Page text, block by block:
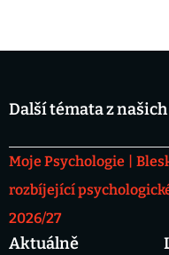
Další témata z
Moje Psychologie
rozbíjející
2026/27
Aktuálně